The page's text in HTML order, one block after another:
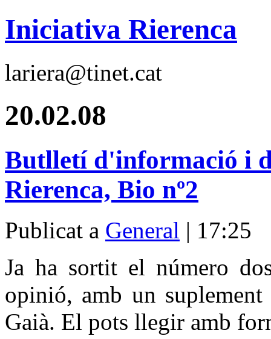
Iniciativa Rierenca
lariera@tinet.cat
20.02.08
Butlletí d'informació i
Rierenca, Bio nº2
Publicat a General | 17:25
Ja ha sortit el número
opinió, amb un
Gaià. El pots llegir amb